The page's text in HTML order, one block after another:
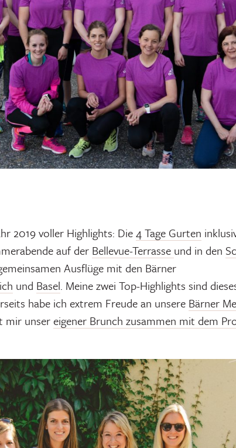
2019 voller Highlights: Die4 Tage Gurten
auf der Bellevue-Terrasse und in den
Ausflüge mit den Bärner
und Basel. Meine zwei Top-Highlights sind
habe ich extrem Freude an unsere Bärner
mir unsereigener Brunch zusammen mit dem